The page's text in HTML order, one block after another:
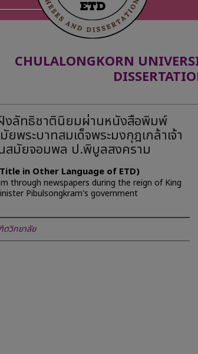
CHULALONGKORN
งลัทธิชาตินิยมผ่านหนังสือพิมพ์
พระบาทสมเด็จพระมงกุฎเกล้าเจ้า
สมัยจอมพล ป.พิบูลสงคราม
in Other Language of ETD)
through newspapers during the reign of King
Pibulsongkram's government
วิทยาลัย